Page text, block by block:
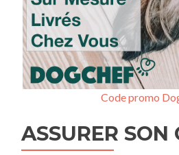
Code promo
ASSURER SON